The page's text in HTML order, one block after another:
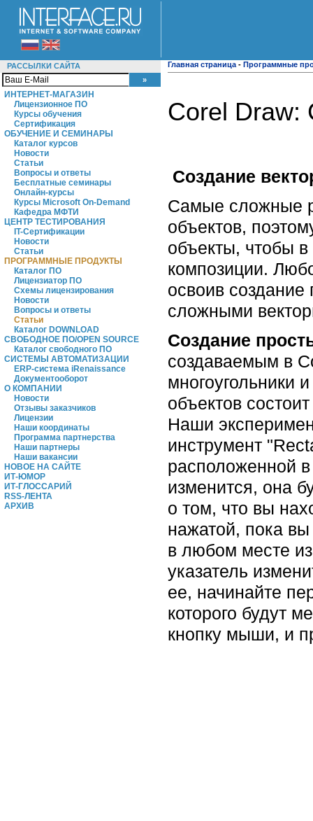
РАССЫЛКИ САЙТА
ИНТЕРНЕТ-МАГАЗИН
Лицензионное ПО
Курсы обучения
Сертификация
ОБУЧЕНИЕ И СЕМИНАРЫ
Каталог курсов
Новости
Статьи
Вопросы и ответы
Бесплатные семинары
Онлайн-курсы
Курсы Microsoft On-Demand
Кафедра МФТИ
ЦЕНТР ТЕСТИРОВАНИЯ
IT-Сертификации
Новости
Статьи
ПРОГРАММНЫЕ ПРОДУКТЫ
Каталог ПО
Лицензиатор ПО
Схемы лицензирования
Новости
Вопросы и ответы
Статьи
Каталог DOWNLOAD
СВОБОДНОЕ ПО/OPEN SOURCE
Каталог свободного ПО
СИСТЕМЫ АВТОМАТИЗАЦИИ
ERP-система iRenaissance
Документооборот
О КОМПАНИИ
Новости
Отзывы заказчиков
Лицензии
Наши координаты
Программа партнерства
Наши партнеры
Наши вакансии
НОВОЕ НА САЙТЕ
ИТ-ЮМОР
ИТ-ГЛОССАРИЙ
RSS-ЛЕНТА
АРХИВ
Главная страница - Программные
Corel Draw:
Создание
Самые сложные
объектов,
объекты, чтобы
композиции.
освоив создание
сложными
Создание
создаваемым в
многоугольники
объектов
Наши
инструмент
расположенной
изменится, она
о том, что вы
нажатой, пока
в любом месте
указатель
ее, начинайте
которого будут
кнопку мыши, и